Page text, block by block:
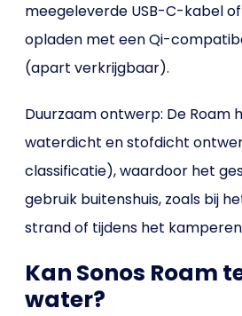
meegeleverde USB-C-kabel
opladen met een Qi-
(apart verkrijgbaar).
Duurzaam ontwerp: De Roam
waterdicht en stofdicht
classificatie), waardoor het
gebruik buitenshuis, zoals bij
strand of tijdens het
Kan Sonos Roam
water?